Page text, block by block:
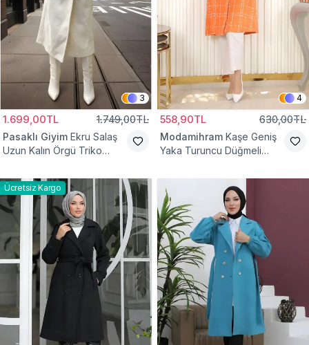
3
1.699,00TL 1.749,00TL
Pasaklı Giyim Ekru Salaş
Uzun Kalın Örgü Triko
4
558,90TL 630,00TL
Modamihram Kaşe Geniş
Yaka Turuncu Düğmeli
Ücretsiz Kargo